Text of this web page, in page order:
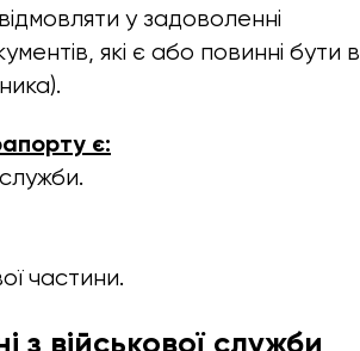
у задоволенні
які є або повинні бути в
є:
служби.
частини.
з військової служби